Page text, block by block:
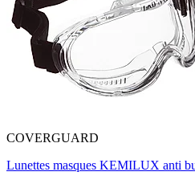
COVERGUARD
Lunettes masques KEMILUX anti